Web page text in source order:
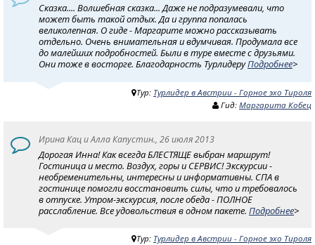
Сказка.... Волшебная сказка... Даже не подразумевали, что
может быть такой отдых. Да и группа попалась
великолепная. О гиде - Маргарите можно рассказывать
отдельно. Очень внимательная и вдумчивая. Продумала все
до малейших подробностей. Были в туре вместе с друзьями.
Они тоже в восторге. Благодарность ТурлидеруПодробнее>
Тур: Турлидер в Австрии - Горное эхо Тироля
Гид: Маргарита Кобец
Ирина Кац и Алла Капустин., 26 июля 2013
Дорогая Инна! Как всегда БЛЕСТЯЩЕ выбран маршрут!
Гостиница и место. Воздух, горы и СЕРВИС! Экскурсии -
необременительны, интересны и информативны. СПА в
гостинице помогли восстановить силы, что и требовалось
в отпуске. Утром-экскурсия, после обеда - ПОЛНОЕ
расслабление. Все удовольствия в одном пакете. Подробнее>
Тур: Турлидер в Австрии - Горное эхо Тироля